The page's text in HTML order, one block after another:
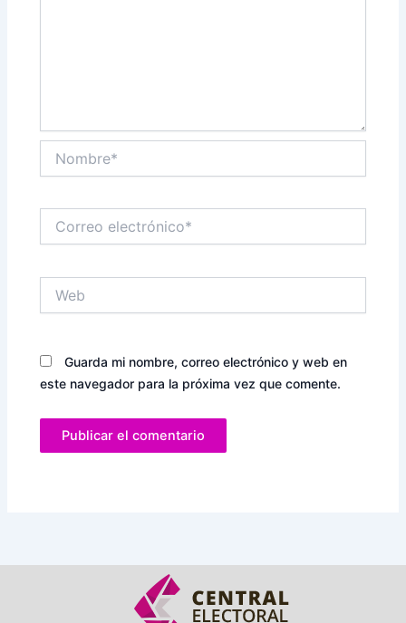
electrónico*
Guarda mi nombre, correo electrónico y web en
este navegador para la próxima vez que comente.